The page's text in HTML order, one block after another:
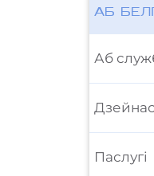
АБ
Аб
Паслугі